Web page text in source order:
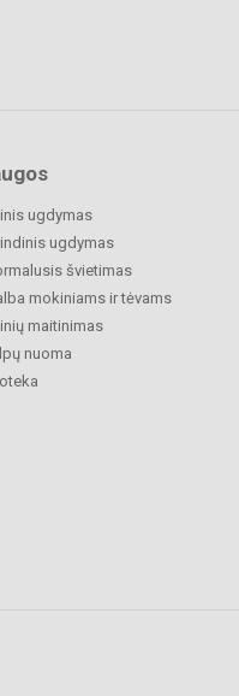
ugdymas
ugdymas
švietimas
mokiniams ir tėvams
maitinimas
nuoma